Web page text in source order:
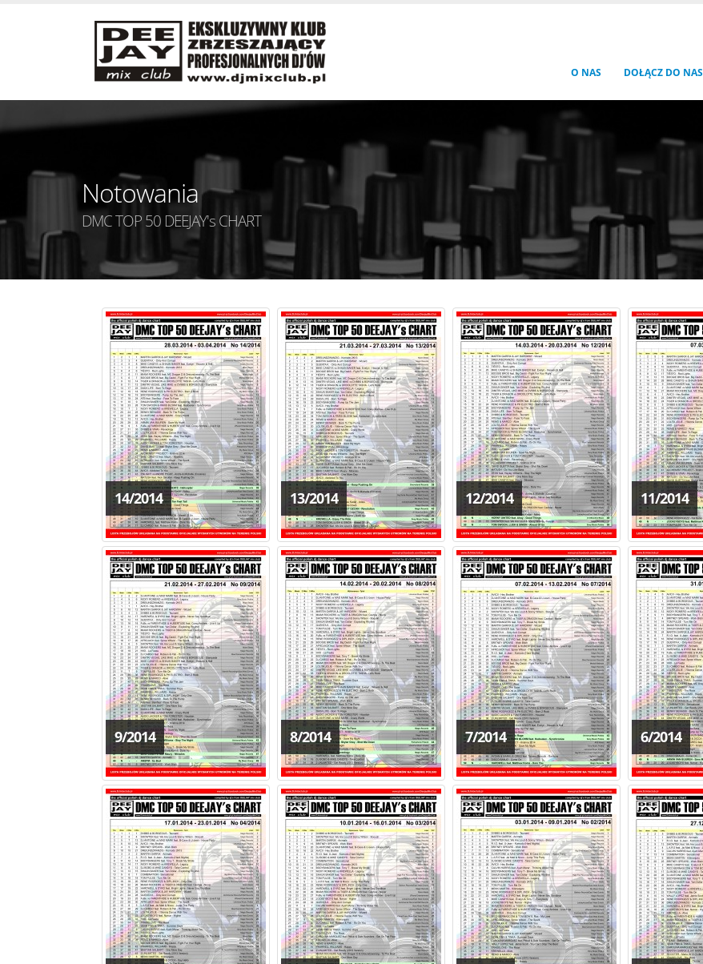
O NAS DOŁĄCZ DO NAS
Notowania
DMC TOP 50 DEEJAY's CHART
14/2014 13/2014 12/2014 11/2014
9/2014 8/2014 7/2014 6/2014